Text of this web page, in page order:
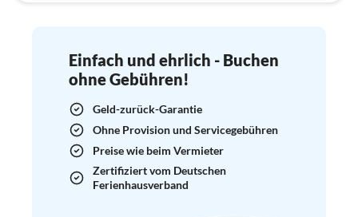
Einfach und ehrlich - Buchen
ohne Gebühren!
Geld-zurück-Garantie
Ohne Provision und Servicegebühren
Preise wie beim Vermieter
Zertifiziert vom Deutschen
Ferienhausverband